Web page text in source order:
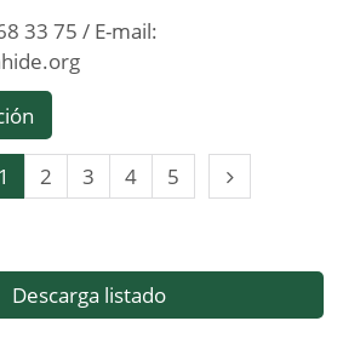
33 75 / E-mail:
1 2 3 4 5
Página
siguiente
Descarga listado